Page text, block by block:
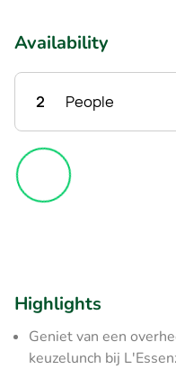
Availability
2 People
Highlights
Geniet van een
keuzelunch bij